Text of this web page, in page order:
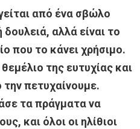
από ένα σβώλο
αλλά είναι το
που το κάνει χρήσιμο.
της ευτυχίας και
πετυχαίνουμε.
τα πράγματα να
και όλοι οι ηλίθιοι